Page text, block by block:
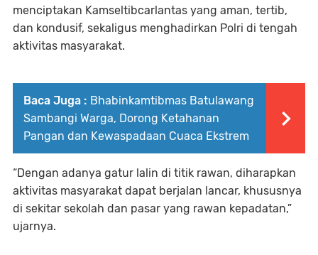
menciptakan Kamseltibcarlantas yang aman, tertib,
dan kondusif, sekaligus menghadirkan Polri di tengah
aktivitas masyarakat.
Baca Juga : Bhabinkamtibmas Batulawang
Sambangi Warga, Dorong Ketahanan
Pangan dan Kewaspadaan Cuaca Ekstrem
“Dengan adanya gatur lalin di titik rawan, diharapkan
aktivitas masyarakat dapat berjalan lancar, khususnya
di sekitar sekolah dan pasar yang rawan kepadatan,”
ujarnya.